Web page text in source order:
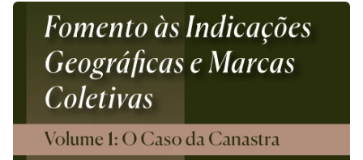
EBOOKS
REVISTAS
SERVIÇOS
LIVRARIA